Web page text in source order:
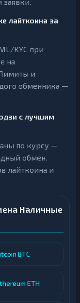
лайткоина за
KYC при
на
и
обменника —
с лучшим
по курсу —
обмен.
лайткоина и
Наличные
BTC
ETH